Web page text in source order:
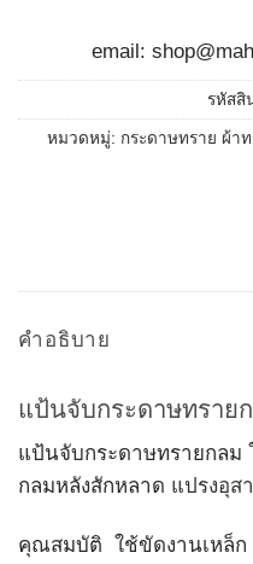
email:
รหัสสิ
หมวดหมู่: กระดาษทราย ผ้าท
คำอธิบาย
แป้นจับกระดาษทราย
แป้นจับกระดาษทรายกลม
กลมหลังสักหลาด แปรงอุส
คุณสมบัติ ใช้ขัดงานเหล็ก